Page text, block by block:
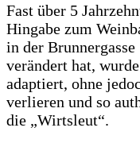
Fast über 5
Hingabe zum
in der
verändert hat,
adaptiert, ohne
verlieren und so
die „Wirtsleut“.